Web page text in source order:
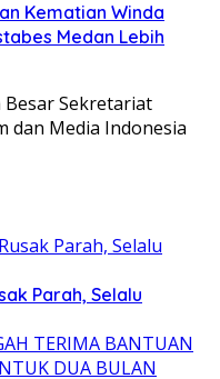
Kematian Winda
Medan Lebih
Sekretariat
dan Media Indonesia
Parah, Selalu